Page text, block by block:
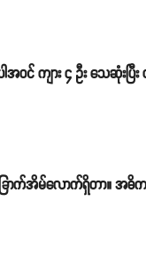
င် ကျား ၄ ဦး သေဆုံးပ
ာက်အိမ်လောက်ရှိတာ။ အဓိ